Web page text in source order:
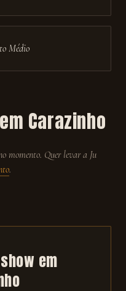
Médio
Carazinho
momento. Quer levar a Ju
.
em